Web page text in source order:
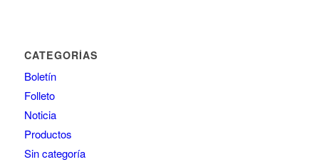
CATEGORÍAS
Boletín
Folleto
Noticia
Productos
Sin categoría